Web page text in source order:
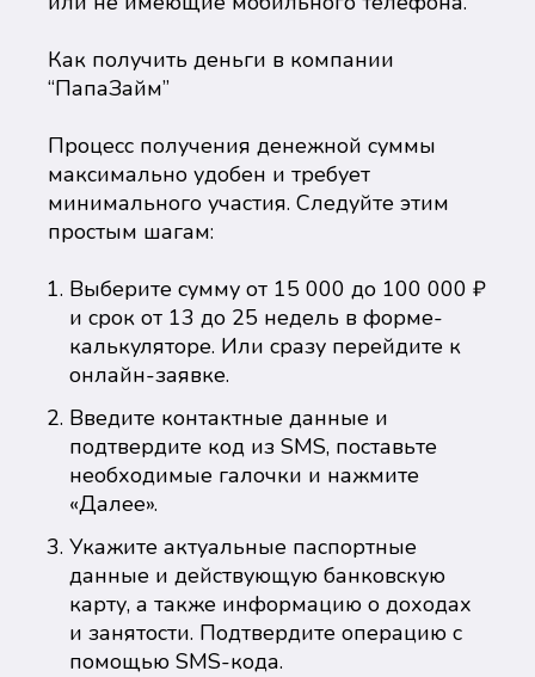
Как получить деньги в компании
“ПапаЗайм”
Процесс получения денежной суммы
максимально удобен и требует
минимального участия. Следуйте этим
простым шагам:
Выберите сумму от 15 000 до 100 000 ₽
и срок от 13 до 25 недель в форме-
калькуляторе. Или сразу перейдите к
онлайн-заявке.
Введите контактные данные и
подтвердите код из SMS, поставьте
необходимые галочки и нажмите
«Далее».
Укажите актуальные паспортные
данные и действующую банковскую
карту, а также информацию о доходах
и занятости. Подтвердите операцию с
помощью SMS-кода.